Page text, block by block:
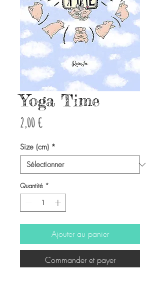
Yoga Time
2,00 €
Size (cm) *
Quantité *
Ajouter au panier
Commander et payer